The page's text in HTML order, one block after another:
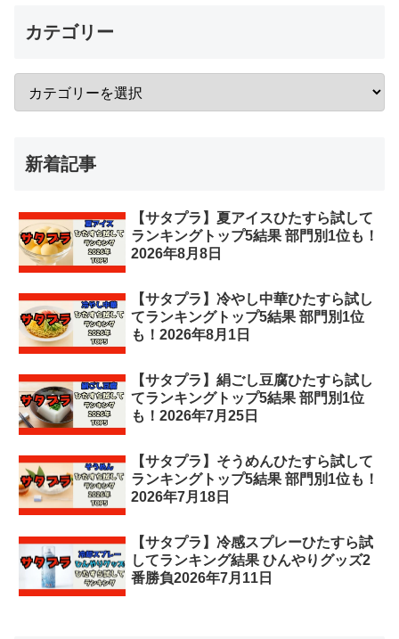
カテゴリー
新着記事
【サタプラ】夏アイスひたすら試して
ランキングトップ5結果 部門別1位も！
2026年8月8日
【サタプラ】冷やし中華ひたすら試し
てランキングトップ5結果 部門別1位
も！2026年8月1日
【サタプラ】絹ごし豆腐ひたすら試し
てランキングトップ5結果 部門別1位
も！2026年7月25日
【サタプラ】そうめんひたすら試して
ランキングトップ5結果 部門別1位も！
2026年7月18日
【サタプラ】冷感スプレーひたすら試
してランキング結果 ひんやりグッズ2
番勝負2026年7月11日